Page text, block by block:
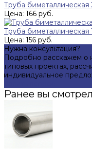
Труба
Цена: 166 руб.
Труба биметаллическая
Цена: 156 руб.
Нужна консультация?
Подробно расскажем о
типовых проектах,
индивидуальное
Ранее вы